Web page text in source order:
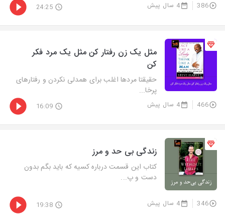
386 4 سال پیش 24:25
مثل یک زن رفتار کن مثل یک مرد فکر
کن
حقیقتا مردها اغلب برای همدلی نکردن و رفتارهای
پرخا...
466 4 سال پیش 16:09
زندگی بی حد و مرز
کتاب این قسمت درباره کسیه که باید بگم بدون
دست و پ...
346 4 سال پیش 19:38